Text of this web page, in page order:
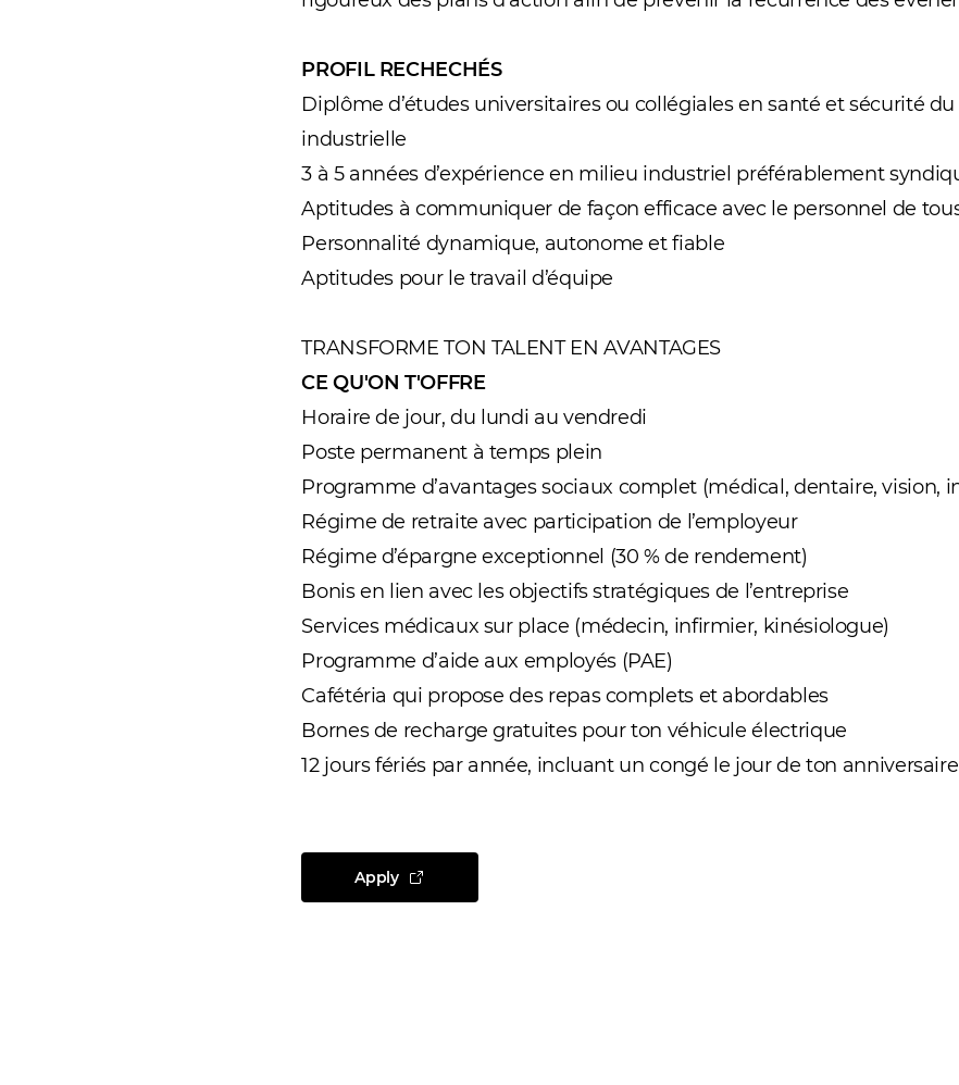
PROFIL RECHECHÉS
Diplôme d’études universitaires ou collégiales en santé et sécurité
industrielle
3 à 5 années d’expérience en milieu industriel préférablement
Aptitudes à communiquer de façon efficace avec le personnel de
Personnalité dynamique, autonome et fiable
Aptitudes pour le travail d’équipe
TRANSFORME TON TALENT EN AVANTAGES
CE QU'ON T'OFFRE
Horaire de jour, du lundi au vendredi
Poste permanent à temps plein
Programme d’avantages sociaux complet (médical, dentaire, vision,
Régime de retraite avec participation de l’employeur
Régime d’épargne exceptionnel (30 % de rendement)
Bonis en lien avec les objectifs stratégiques de l’entreprise
Services médicaux sur place (médecin, infirmier, kinésiologue)
Programme d’aide aux employés (PAE)
Cafétéria qui propose des repas complets et abordables
Bornes de recharge gratuites pour ton véhicule électrique
12 jours fériés par année, incluant un congé le jour de ton anniversaire
Apply